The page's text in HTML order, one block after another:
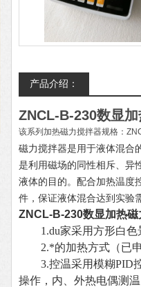
产品介绍：
ZNCL-B-230数显
该系列加热磁力搅拌器规格：
磁力搅拌器是用于液体混合
是利用磁场的同性相斥、异
液体的目的。配合加热温度
件，保证液体混合达到实验
ZNCL-B-230数显加热磁
1.du家采用方形白色
2.*的加热方式（已申
3.控温采用模糊PID控
操作，内、外热电偶测